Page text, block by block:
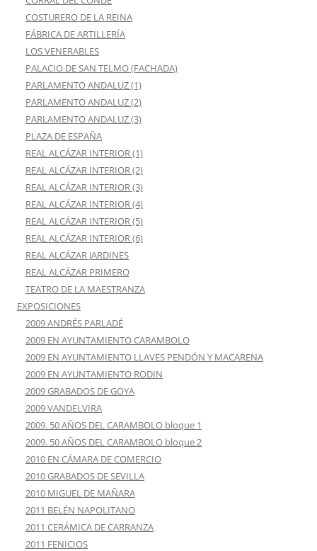
COSTURERO DE LA REINA
FÁBRICA DE ARTILLERÍA
LOS VENERABLES
PALACIO DE SAN TELMO (FACHADA)
PARLAMENTO ANDALUZ (1)
PARLAMENTO ANDALUZ (2)
PARLAMENTO ANDALUZ (3)
PLAZA DE ESPAÑA
REAL ALCÁZAR INTERIOR (1)
REAL ALCÁZAR INTERIOR (2)
REAL ALCÁZAR INTERIOR (3)
REAL ALCÁZAR INTERIOR (4)
REAL ALCÁZAR INTERIOR (5)
REAL ALCÁZAR INTERIOR (6)
REAL ALCÁZAR JARDINES
REAL ALCÁZAR PRIMERO
TEATRO DE LA MAESTRANZA
EXPOSICIONES
2009 ANDRÉS PARLADÉ
2009 EN AYUNTAMIENTO CARAMBOLO
2009 EN AYUNTAMIENTO LLAVES PENDÓN Y MACARENA
2009 EN AYUNTAMIENTO RODIN
2009 GRABADOS DE GOYA
2009 VANDELVIRA
2009. 50 AÑOS DEL CARAMBOLO bloque 1
2009. 50 AÑOS DEL CARAMBOLO bloque 2
2010 EN CÁMARA DE COMERCIO
2010 GRABADOS DE SEVILLA
2010 MIGUEL DE MAÑARA
2011 BELÉN NAPOLITANO
2011 CERÁMICA DE CARRANZA
2011 FENICIOS